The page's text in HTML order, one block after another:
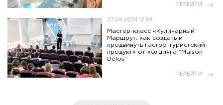
ПЕРЕЙТИ
27.04.2024 12:59
Мастер-класс «Кулинарный
Маршрут: как создать и
продвинуть гастро-туристский
продукт» от холдинга “Maison
Delos”
ПЕРЕЙТИ